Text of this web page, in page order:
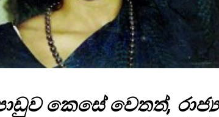
කෙසේ වෙතත්, රාජ්‍ය